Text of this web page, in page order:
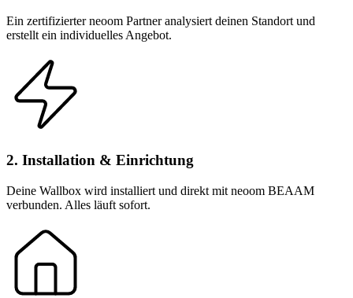
Ein zertifizierter neoom Partner analysiert deinen Standort und
erstellt ein individuelles Angebot.
2. Installation & Einrichtung
Deine Wallbox wird installiert und direkt mit neoom BEAAM
verbunden. Alles läuft sofort.